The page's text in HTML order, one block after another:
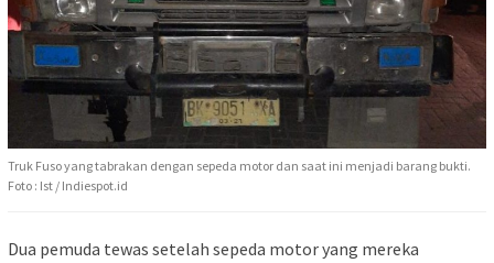
Truk Fuso yang tabrakan dengan sepeda motor dan saat ini menjadi barang bukti.
Foto : Ist / Indiespot.id
Dua pemuda tewas setelah sepeda motor yang mereka